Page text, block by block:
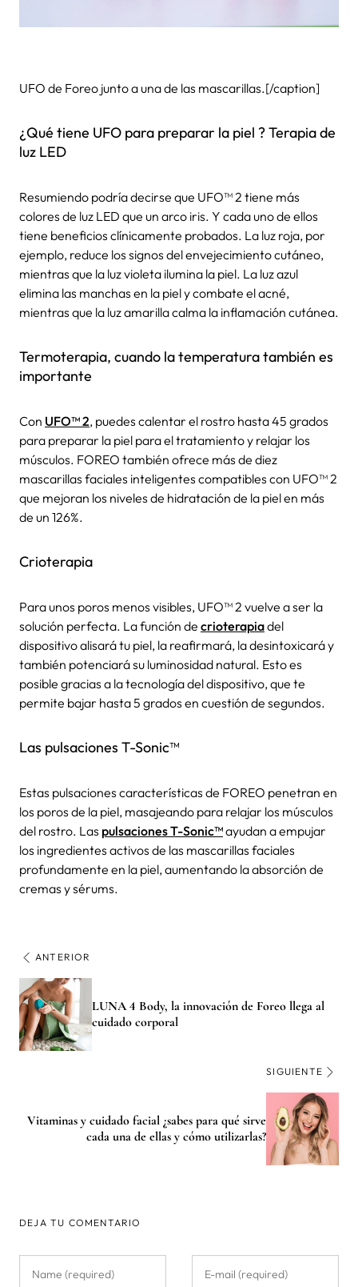
UFO de Foreo junto a una de las mascarillas.[/caption]
¿Qué tiene UFO para preparar la piel ? Terapia de
luz LED
Resumiendo podría decirse que UFO™ 2 tiene más
colores de luz LED que un arco iris. Y cada uno de ellos
tiene beneficios clínicamente probados. La luz roja, por
ejemplo, reduce los signos del envejecimiento cutáneo,
mientras que la luz violeta ilumina la piel. La luz azul
elimina las manchas en la piel y combate el acné,
mientras que la luz amarilla calma la inflamación cutánea.
Termoterapia, cuando la temperatura también es
importante
Con UFO™ 2, puedes calentar el rostro hasta 45 grados
para preparar la piel para el tratamiento y relajar los
músculos. FOREO también ofrece más de diez
mascarillas faciales inteligentes compatibles con UFO™ 2
que mejoran los niveles de hidratación de la piel en más
de un 126%.
Crioterapia
Para unos poros menos visibles, UFO™ 2 vuelve a ser la
solución perfecta. La función de crioterapiadel
dispositivo alisará tu piel, la reafirmará, la desintoxicará y
también potenciará su luminosidad natural. Esto es
posible gracias a la tecnología del dispositivo, que te
permite bajar hasta 5 grados en cuestión de segundos.
Las pulsaciones T-Sonic™
Estas pulsaciones características de FOREO penetran en
los poros de la piel, masajeando para relajar los músculos
del rostro. Las pulsaciones T-Sonic™ayudan a empujar
los ingredientes activos de las mascarillas faciales
profundamente en la piel, aumentando la absorción de
cremas y sérums.
ANTERIOR
LUNA 4 Body, la innovación de Foreo llega al
cuidado corporal
SIGUIENTE
Vitaminas y cuidado facial ¿sabes para qué sirve
cada una de ellas y cómo utilizarlas?
DEJA TU COMENTARIO